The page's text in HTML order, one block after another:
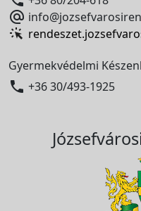

Gyermekvédelmi
 +36 30/493-1925